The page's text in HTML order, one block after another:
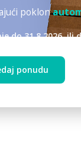
poklon
do 31.8.2026. ili
ponudu